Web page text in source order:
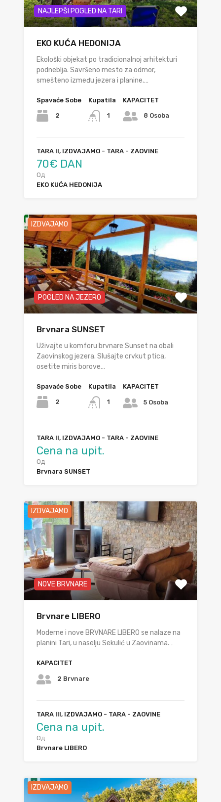
NAJLEPŠI POGLED NA TARI
EKO KUĆA HEDONIJA
Ekološki objekat po tradicionalnoj arhitekturi
podneblja. Savršeno mesto za odmor,
smešteno između jezera i planine.…
Spavaće Sobe
2
Kupatila
1
KAPACITET
8 Osoba
TARA II, IZDVAJAMO - TARA - ZAOVINE
70€ DAN
Од
EKO KUĆA HEDONIJA
IZDVAJAMO
POGLED NA JEZERO
Brvnara SUNSET
Uživajte u komforu brvnare Sunset na obali
Zaovinskog jezera. Slušajte crvkut ptica,
osetite miris borove…
Spavaće Sobe
2
Kupatila
1
KAPACITET
5 Osoba
TARA II, IZDVAJAMO - TARA - ZAOVINE
Cena na upit.
Од
Brvnara SUNSET
IZDVAJAMO
NOVE BRVNARE
Brvnare LIBERO
Moderne i nove BRVNARE LIBERO se nalaze na
planini Tari, u naselju Sekulić u Zaovinama.…
KAPACITET
2 Brvnare
TARA III, IZDVAJAMO - TARA - ZAOVINE
Cena na upit.
Од
Brvnare LIBERO
IZDVAJAMO